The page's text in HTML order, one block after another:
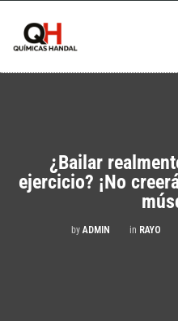
¿Bailar
ejercicio? ¡No
by ADMIN in RAYO